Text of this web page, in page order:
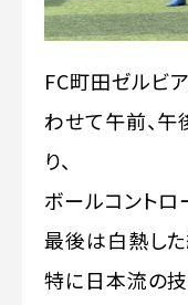
FC町田ゼルビ
わせて午前、午
り、
ボールコントロ
最後は白熱した
特に日本流の